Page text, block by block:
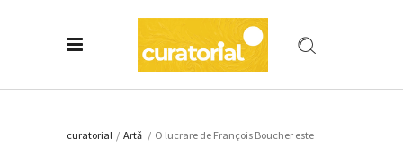
curatorial / Artǎ / O lucrare de François Boucher este